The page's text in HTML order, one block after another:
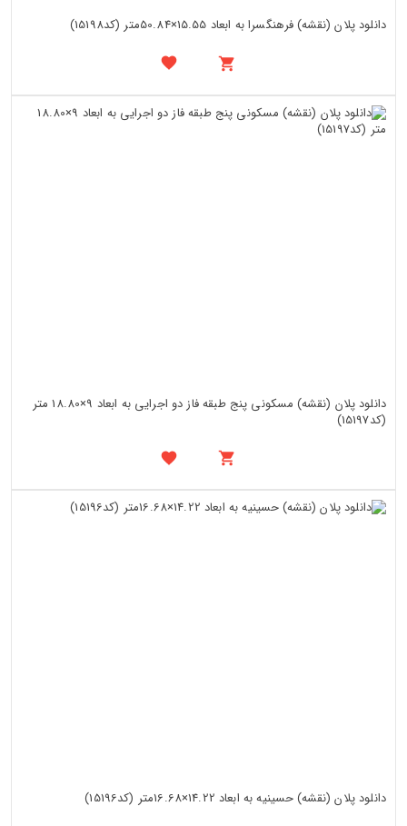
دانلود پلان (نقشه) فرهنگسرا به ابعاد 15.55×50.84متر (کد15198)
دانلود پلان (نقشه) مسکونی پنج طبقه فاز دو اجرایی به ابعاد 9×18.80 متر
(کد15197)
دانلود پلان (نقشه) حسینیه به ابعاد 14.22×16.68متر (کد15196)